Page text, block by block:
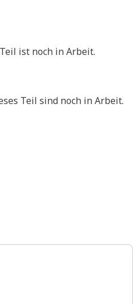
ist noch in Arbeit.
Teil sind noch in Arbeit.